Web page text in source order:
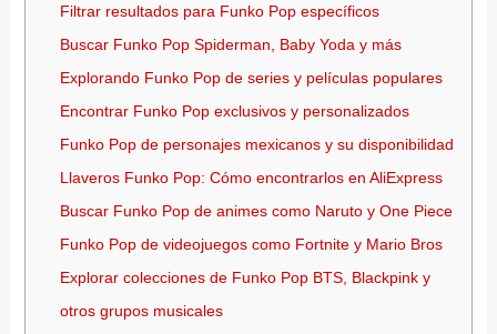
Filtrar resultados para Funko Pop específicos
Buscar Funko Pop Spiderman, Baby Yoda y más
Explorando Funko Pop de series y películas populares
Encontrar Funko Pop exclusivos y personalizados
Funko Pop de personajes mexicanos y su disponibilidad
Llaveros Funko Pop: Cómo encontrarlos en AliExpress
Buscar Funko Pop de animes como Naruto y One Piece
Funko Pop de videojuegos como Fortnite y Mario Bros
Explorar colecciones de Funko Pop BTS, Blackpink y
otros grupos musicales